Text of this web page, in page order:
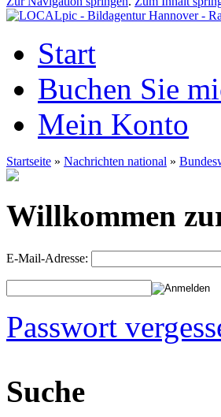
Start
Buchen Sie
Mein Konto
Startseite » Nachrichten national »
Willkommen
E-Mail-Adresse:
Passwort
Suche